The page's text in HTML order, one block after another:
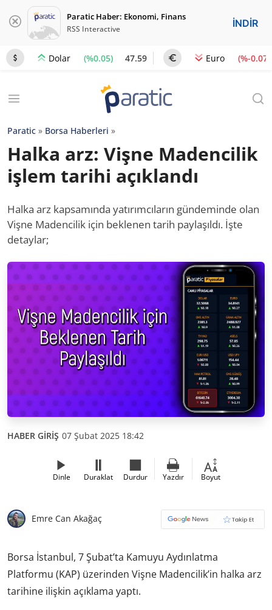
Paratic Haber: Ekonomi, Finans
RSS Interactive İNDİR
Dolar (%0.05) 47.59 Euro (%-0.07)
Paratic » Borsa Haberleri »
Halka arz: Vişne Madencilik
işlem tarihi açıklandı
Halka arz kapsamında yatırımcıların gündeminde olan
Vişne Madencilik için beklenen tarih paylaşıldı. İşte
detaylar;
HABER GİRİŞ 07 Şubat 2025 18:42
Dinle Duraklat Durdur Yazdır Boyut
Emre Can Akağaç
Borsa İstanbul, 7 Şubat’ta Kamuyu Aydınlatma
Platformu (KAP) üzerinden Vişne Madencilik’in halka arz
tarihine ilişkin açıklama yaptı.